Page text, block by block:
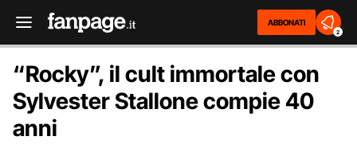
ABBONATI
2
“Rocky”, il cult immortale con
Sylvester Stallone compie 40
anni